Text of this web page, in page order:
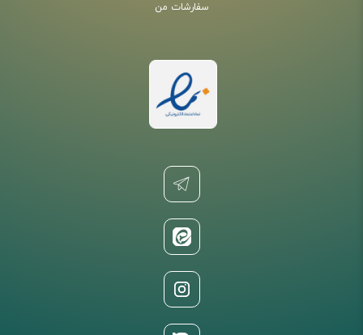
سفارشات من